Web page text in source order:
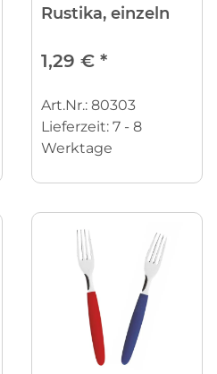
Rustika, einzeln
1,29 € *
Art.Nr.: 80303
Lieferzeit: 7 - 8
Werktage